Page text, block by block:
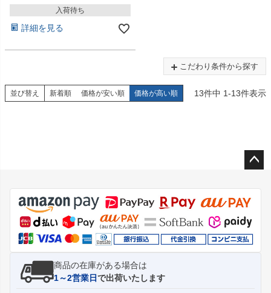
入荷待ち
詳細を見る
こだわり条件から探す
並び替え 新着順 価格が安い順 価格が高い順 13件中 1-13件表示
ジト
ップ
へ
商品の在庫がある場合は
1～2営業日で出荷いたします